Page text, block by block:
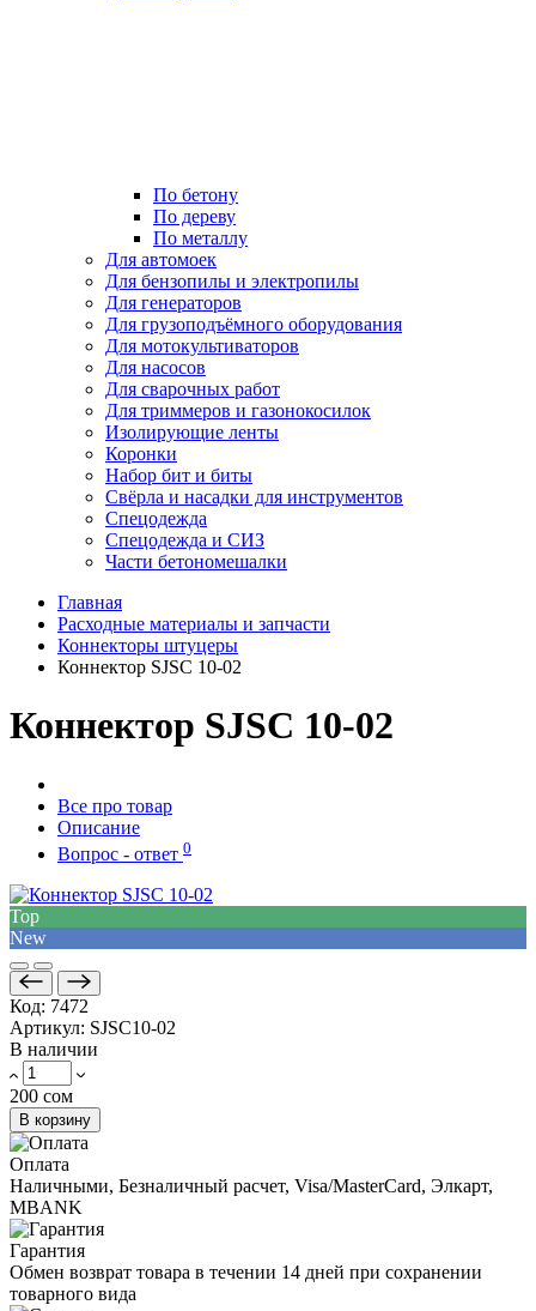
По бетону
По дереву
По металлу
Для автомоек
Для бензопилы и электропилы
Для генераторов
Для грузоподъёмного оборудования
Для мотокультиваторов
Для насосов
Для сварочных работ
Для триммеров и газонокосилок
Изолирующие ленты
Коронки
Набор бит и биты
Свёрла и насадки для инструментов
Спецодежда
Спецодежда и СИЗ
Части бетономешалки
Главная
Расходные материалы и запчасти
Коннекторы штуцеры
Коннектор SJSC 10-02
Коннектор SJSC 10-02
Все про товар
Описание
Вопрос - ответ 0
Top
New
Код: 7472
Артикул: SJSC10-02
В наличии
200 сом
В корзину
Оплата
Наличными, Безналичный расчет, Visa/MasterCard, Элкарт,
MBANK
Гарантия
Обмен возврат товара в течении 14 дней при сохранении
товарного вида